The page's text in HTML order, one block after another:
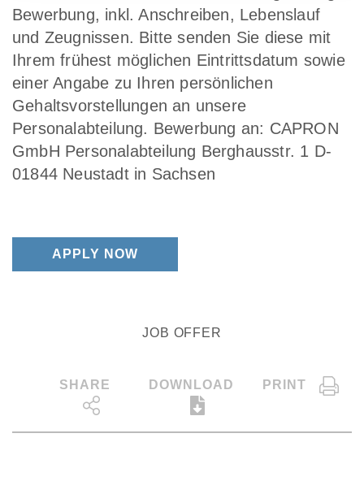
Bewerbung, inkl. Anschreiben, Lebenslauf
und Zeugnissen. Bitte senden Sie diese mit
Ihrem frühest möglichen Eintrittsdatum sowie
einer Angabe zu Ihren persönlichen
Gehaltsvorstellungen an unsere
Personalabteilung. Bewerbung an: CAPRON
GmbH Personalabteilung Berghausstr. 1 D-
01844 Neustadt in Sachsen
APPLY NOW
JOB OFFER
SHARE DOWNLOAD PRINT